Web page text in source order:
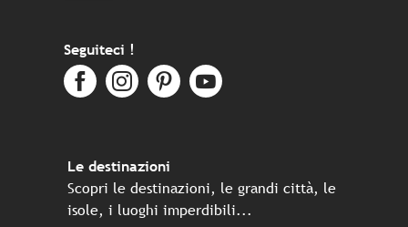
Seguiteci !
Le destinazioni
Scopri le destinazioni, le grandi città, le
isole, i luoghi imperdibili...